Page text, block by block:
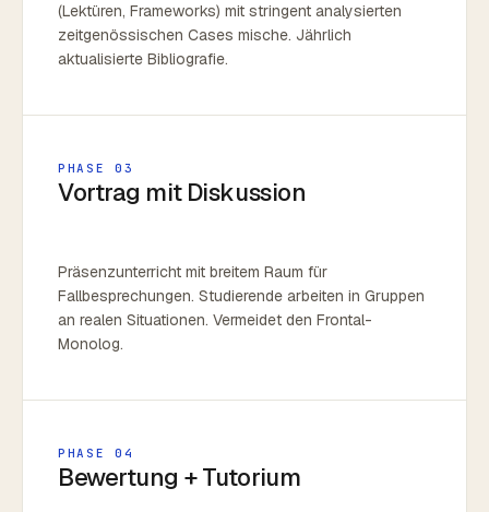
(Lektüren, Frameworks) mit stringent analysierten
zeitgenössischen Cases mische. Jährlich
aktualisierte Bibliografie.
PHASE 03
Vortrag mit Diskussion
Präsenzunterricht mit breitem Raum für
Fallbesprechungen. Studierende arbeiten in Gruppen
an realen Situationen. Vermeidet den Frontal-
Monolog.
PHASE 04
Bewertung + Tutorium